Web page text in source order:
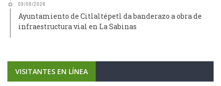
09/08/2026
Ayuntamiento de Citlaltépetl da banderazo a obra de
infraestructura vial en La Sabinas
VISITANTES EN LÍNEA